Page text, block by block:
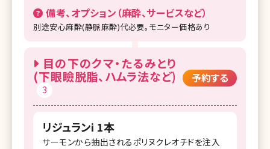
備考、オプション（麻酔、サービスなど）
別途安心麻酔(静脈麻酔)代必要。モニター価格あり
目の下のクマ・たるみとり
(下眼瞼脱脂、ハムラ法など)
3
予約する
リジュランi 1本
サーモンから抽出されるポリヌクレオチドを注入